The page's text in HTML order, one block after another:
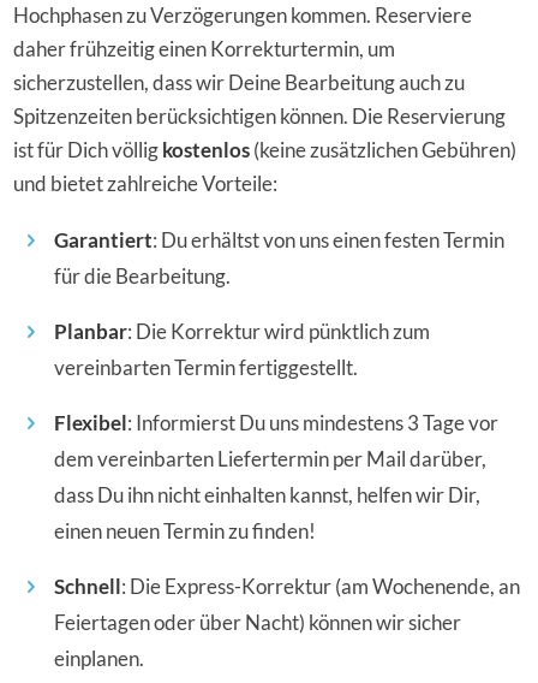
Hochphasen zu Verzögerungen kommen. Reserviere
daher frühzeitig einen Korrekturtermin, um
sicherzustellen, dass wir Deine Bearbeitung auch zu
Spitzenzeiten berücksichtigen können. Die Reservierung
ist für Dich völligkostenlos(keine zusätzlichen Gebühren)
und bietet zahlreiche Vorteile:
Garantiert: Du erhältst von uns einen festen Termin
für die Bearbeitung.
Planbar: Die Korrektur wird pünktlich zum
vereinbarten Termin fertiggestellt.
Flexibel: Informierst Du uns mindestens 3 Tage vor
dem vereinbarten Liefertermin per Mail darüber,
dass Du ihn nicht einhalten kannst, helfen wir Dir,
einen neuen Termin zu finden!
Schnell: Die Express-Korrektur (am Wochenende, an
Feiertagen oder über Nacht) können wir sicher
einplanen.